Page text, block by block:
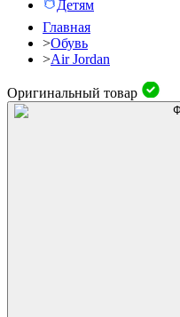
Детям
Главная
>Обувь
>Air Jordan
Оригинальный товар